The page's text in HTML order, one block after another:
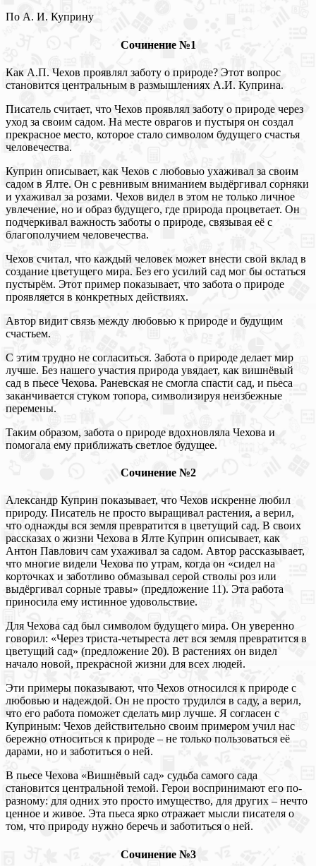
По А. И. Куприну
Сочинение №1
Как А.П. Чехов проявлял заботу о природе? Этот вопрос
становится центральным в размышлениях А.И. Куприна.
Писатель считает, что Чехов проявлял заботу о природе через
уход за своим садом. На месте оврагов и пустыря он создал
прекрасное место, которое стало символом будущего счастья
человечества.
Куприн описывает, как Чехов с любовью ухаживал за своим
садом в Ялте. Он с ревнивым вниманием выдёргивал сорняки
и ухаживал за розами. Чехов видел в этом не только личное
увлечение, но и образ будущего, где природа процветает. Он
подчеркивал важность заботы о природе, связывая её с
благополучием человечества.
Чехов считал, что каждый человек может внести свой вклад в
создание цветущего мира. Без его усилий сад мог бы остаться
пустырём. Этот пример показывает, что забота о природе
проявляется в конкретных действиях.
Автор видит связь между любовью к природе и будущим
счастьем.
С этим трудно не согласиться. Забота о природе делает мир
лучше. Без нашего участия природа увядает, как вишнёвый
сад в пьесе Чехова. Раневская не смогла спасти сад, и пьеса
заканчивается стуком топора, символизируя неизбежные
перемены.
Таким образом, забота о природе вдохновляла Чехова и
помогала ему приближать светлое будущее.
Сочинение №2
Александр Куприн показывает, что Чехов искренне любил
природу. Писатель не просто выращивал растения, а верил,
что однажды вся земля превратится в цветущий сад. В своих
рассказах о жизни Чехова в Ялте Куприн описывает, как
Антон Павлович сам ухаживал за садом. Автор рассказывает,
что многие видели Чехова по утрам, когда он «сидел на
корточках и заботливо обмазывал серой стволы роз или
выдёргивал сорные травы» (предложение 11). Эта работа
приносила ему истинное удовольствие.
Для Чехова сад был символом будущего мира. Он уверенно
говорил: «Через триста-четыреста лет вся земля превратится в
цветущий сад» (предложение 20). В растениях он видел
начало новой, прекрасной жизни для всех людей.
Эти примеры показывают, что Чехов относился к природе с
любовью и надеждой. Он не просто трудился в саду, а верил,
что его работа поможет сделать мир лучше. Я согласен с
Куприным: Чехов действительно своим примером учил нас
бережно относиться к природе – не только пользоваться её
дарами, но и заботиться о ней.
В пьесе Чехова «Вишнёвый сад» судьба самого сада
становится центральной темой. Герои воспринимают его по-
разному: для одних это просто имущество, для других – нечто
ценное и живое. Эта пьеса ярко отражает мысли писателя о
том, что природу нужно беречь и заботиться о ней.
Сочинение №3